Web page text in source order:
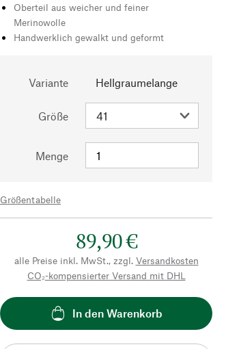
Oberteil aus weicher und feiner
Merinowolle
Handwerklich gewalkt und geformt
Variante Hellgraumelange
Größe
Menge
Größentabelle
89,90 €
alle Preise inkl. MwSt., zzgl. Versandkosten
CO₂-kompensierter Versand mit DHL
In den Warenkorb